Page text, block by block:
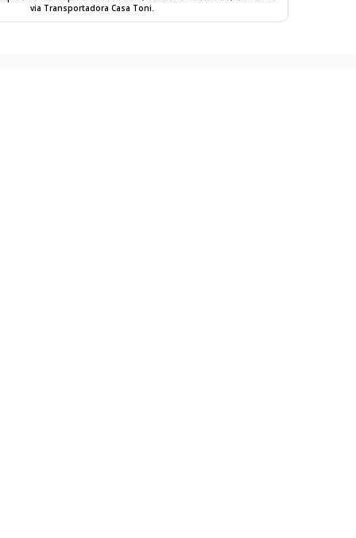
via Transportadora Casa Toni.